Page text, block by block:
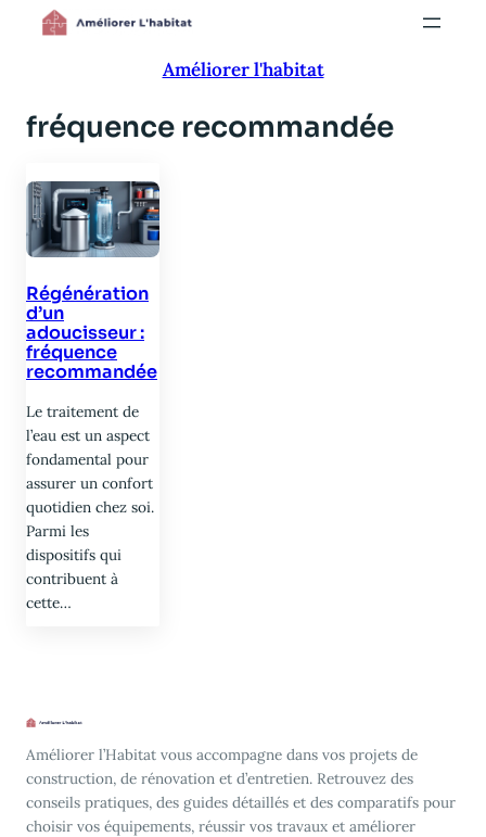
Aller
Améliorer l'habitat
fréquence recommandée
Régénération
d’un
adoucisseur :
fréquence
recommandée
Le traitement de
l’eau est un aspect
fondamental pour
assurer un confort
quotidien chez soi.
Parmi les
dispositifs qui
contribuent à
cette…
Améliorer l’Habitat vous accompagne dans vos projets de
construction, de rénovation et d’entretien. Retrouvez des
conseils pratiques, des guides détaillés et des comparatifs pour
choisir vos équipements, réussir vos travaux et améliorer